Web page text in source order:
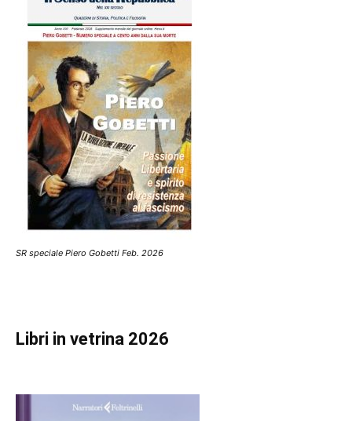
SR speciale Piero Gobetti Feb. 2026
Libri in vetrina 2026